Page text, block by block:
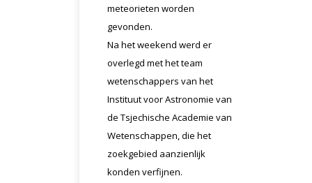
meteorieten worden
gevonden.
Na het weekend werd er
overlegd met het team
wetenschappers van het
Instituut voor Astronomie van
de Tsjechische Academie van
Wetenschappen, die het
zoekgebied aanzienlijk
konden verfijnen.